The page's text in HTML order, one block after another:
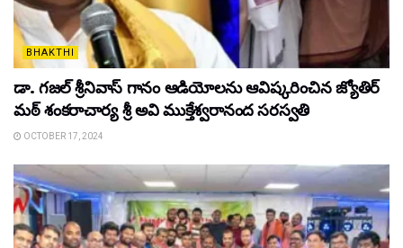
BHAKTHI
డా. గజల్ శ్రీనివాస్ గానం ఆడియోలను ఆవిష్కరించిన జ్యోతిర్
మఠ్ శంకరాచార్య శ్రీ అవి ముక్తేశ్వరానంద సరస్వతి
OCTOBER 17, 2024